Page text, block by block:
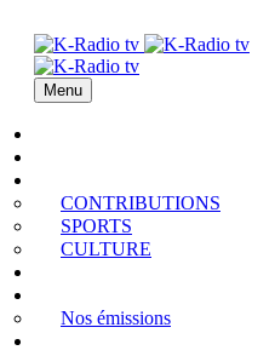
Menu
CONTRIBUTIONS
SPORTS
CULTURE
Nos émissions